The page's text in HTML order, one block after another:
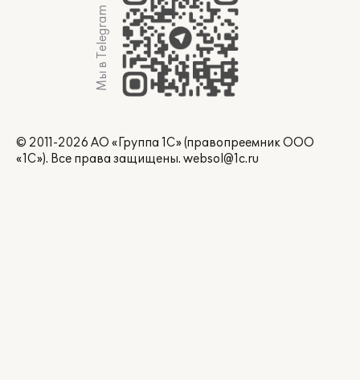
Мы в Telegram
© 2011-2026 АО «Группа 1С» (правопреемник ООО
«1С»). Все права защищены. websol@1c.ru